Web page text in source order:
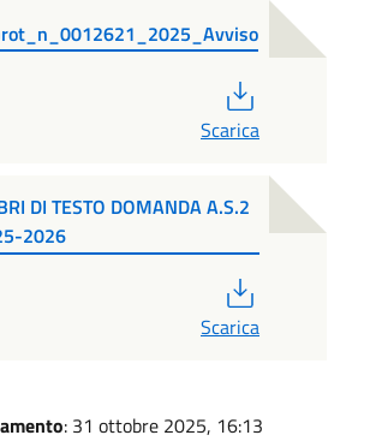
Scarica
DI TESTO DOMANDA A.S.2
2026
Scarica
: 31 ottobre 2025, 16:13